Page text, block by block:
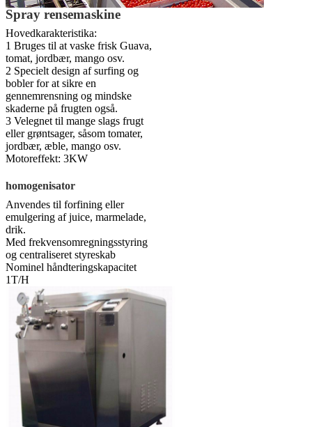
Spray rensemaskine
Hovedkarakteristika:
1 Bruges til at vaske frisk Guava,
tomat, jordbær, mango osv.
2 Specielt design af surfing og
bobler for at sikre en
gennemrensning og mindske
skaderne på frugten også.
3 Velegnet til mange slags frugt
eller grøntsager, såsom tomater,
jordbær, æble, mango osv.
Motoreffekt: 3KW
homogenisator
Anvendes til forfining eller
emulgering af juice, marmelade,
drik.
Med frekvensomregningsstyring
og centraliseret styreskab
Nominel håndteringskapacitet
1T/H